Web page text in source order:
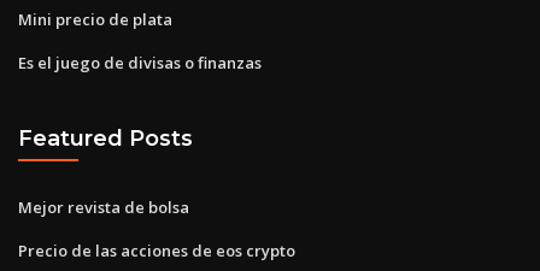
Mini precio de plata
Es el juego de divisas o finanzas
Featured Posts
Mejor revista de bolsa
Precio de las acciones de eos crypto